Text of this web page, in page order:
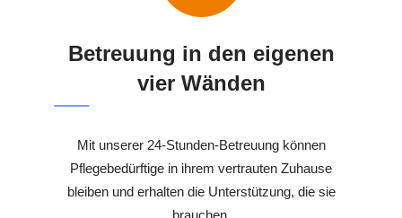
Betreuung in den eigenen
vier Wänden
Mit unserer 24-Stunden-Betreuung können
Pflegebedürftige in ihrem vertrauten Zuhause
bleiben und erhalten die Unterstützung, die sie
brauchen.